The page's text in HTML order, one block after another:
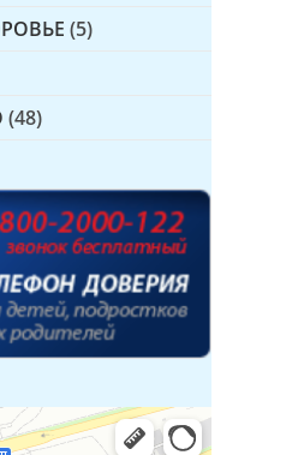
(5)
(48)
14 Дружбы народов